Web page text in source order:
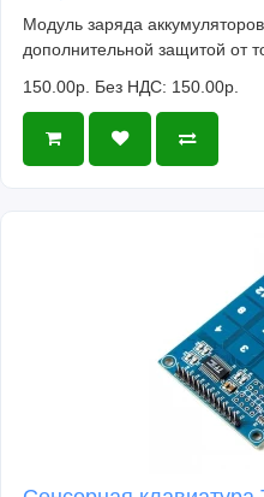
Модуль заряда
дополнительной защитой от
150.00р. Без НДС: 150.00р.